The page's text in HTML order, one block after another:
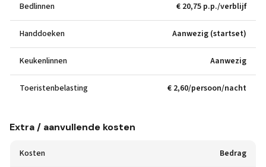
Bedlinnen € 20,75 p.p./verblijf
Handdoeken Aanwezig (startset)
Keukenlinnen Aanwezig
Toeristenbelasting € 2,60/persoon/nacht
Extra / aanvullende kosten
Kosten Bedrag